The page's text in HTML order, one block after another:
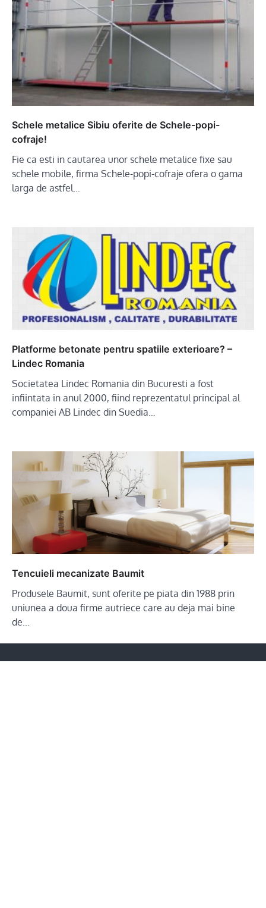
Schele metalice Sibiu oferite de Schele-popi-
cofraje!
Fie ca esti in cautarea unor schele metalice fixe sau
schele mobile, firma Schele-popi-cofraje ofera o gama
larga de astfel…
Platforme betonate pentru spatiile exterioare? –
Lindec Romania
Societatea Lindec Romania din Bucuresti a fost
infiintata in anul 2000, fiind reprezentatul principal al
companiei AB Lindec din Suedia…
Tencuieli mecanizate Baumit
Produsele Baumit, sunt oferite pe piata din 1988 prin
uniunea a doua firme autriece care au deja mai bine
de…